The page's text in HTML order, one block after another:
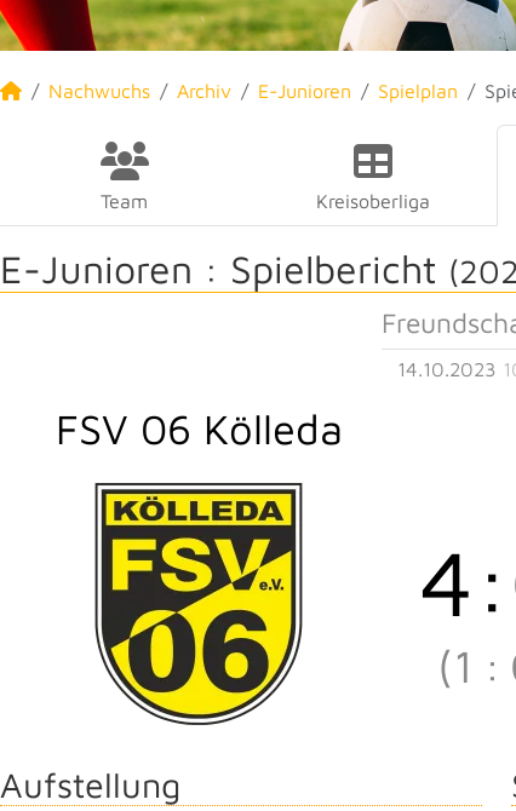
Nachwuchs Archiv E-Junioren Spielplan
Team Kreisoberliga
E-Junioren : Spielbericht
14.10.2023
FSV 06 Kölleda
4:
(1 :
Aufstellung